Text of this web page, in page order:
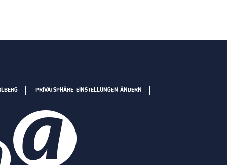
PRIVATSPHÄRE-EINSTELLUNGEN ÄNDERN